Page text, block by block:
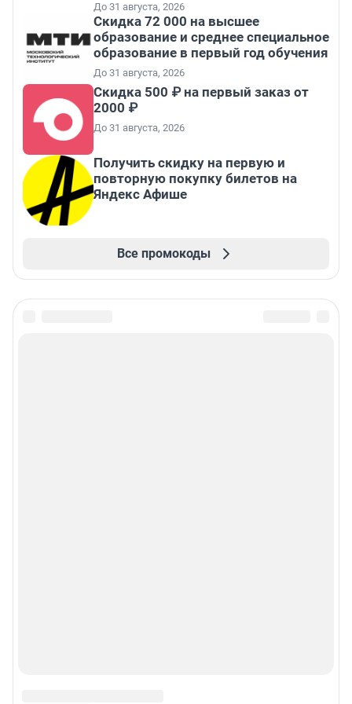
До 31 августа, 2026
Скидка 72 000 на высшее
образование и среднее специальное
образование в первый год обучения
До 31 августа, 2026
Скидка 500 ₽ на первый заказ от
2000 ₽
До 31 августа, 2026
Получить скидку на первую и
повторную покупку билетов на
Яндекс Афише
Все промокоды